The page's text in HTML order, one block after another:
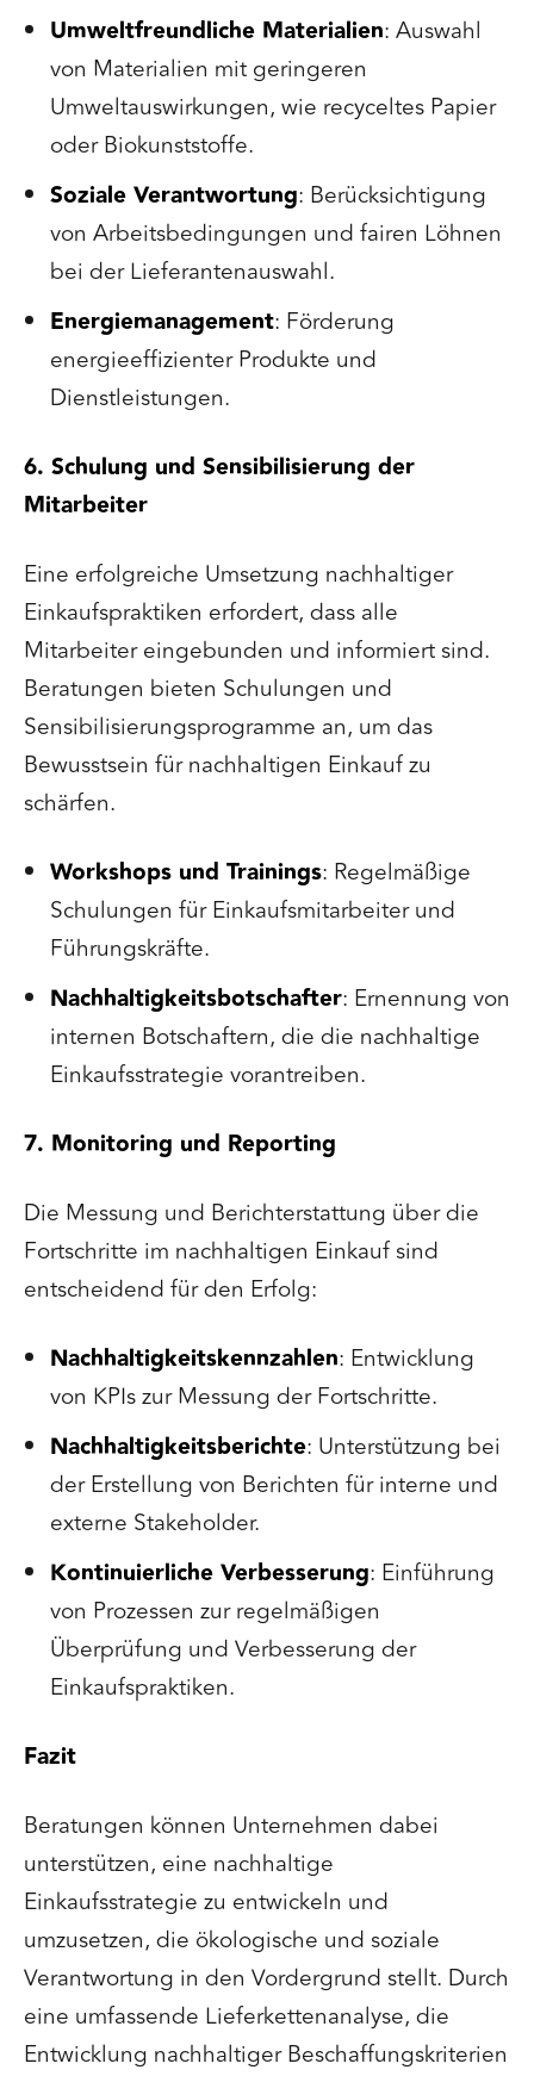
Umweltfreundliche Materialien: Auswahl
von Materialien mit geringeren
Umweltauswirkungen, wie recyceltes Papier
oder Biokunststoffe.
Soziale Verantwortung: Berücksichtigung
von Arbeitsbedingungen und fairen Löhnen
bei der Lieferantenauswahl.
Energiemanagement: Förderung
energieeffizienter Produkte und
Dienstleistungen.
6. Schulung und Sensibilisierung der
Mitarbeiter
Eine erfolgreiche Umsetzung nachhaltiger
Einkaufspraktiken erfordert, dass alle
Mitarbeiter eingebunden und informiert sind.
Beratungen bieten Schulungen und
Sensibilisierungsprogramme an, um das
Bewusstsein für nachhaltigen Einkauf zu
schärfen.
Workshops und Trainings: Regelmäßige
Schulungen für Einkaufsmitarbeiter und
Führungskräfte.
Nachhaltigkeitsbotschafter: Ernennung von
internen Botschaftern, die die nachhaltige
Einkaufsstrategie vorantreiben.
7. Monitoring und Reporting
Die Messung und Berichterstattung über die
Fortschritte im nachhaltigen Einkauf sind
entscheidend für den Erfolg:
Nachhaltigkeitskennzahlen: Entwicklung
von KPIs zur Messung der Fortschritte.
Nachhaltigkeitsberichte: Unterstützung bei
der Erstellung von Berichten für interne und
externe Stakeholder.
Kontinuierliche Verbesserung: Einführung
von Prozessen zur regelmäßigen
Überprüfung und Verbesserung der
Einkaufspraktiken.
Fazit
Beratungen können Unternehmen dabei
unterstützen, eine nachhaltige
Einkaufsstrategie zu entwickeln und
umzusetzen, die ökologische und soziale
Verantwortung in den Vordergrund stellt. Durch
eine umfassende Lieferkettenanalyse, die
Entwicklung nachhaltiger Beschaffungskriterien